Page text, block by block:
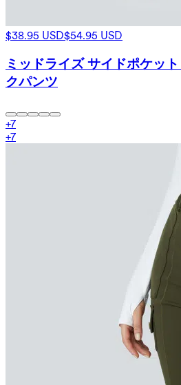
$38.95 USD$54.95 USD
ミッドライズ サイドポケッ
クパンツ
+7
+7